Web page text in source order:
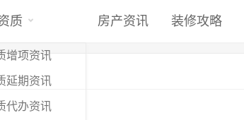
质
增项资讯
延期资讯
代办资讯
房产资讯 装修攻略